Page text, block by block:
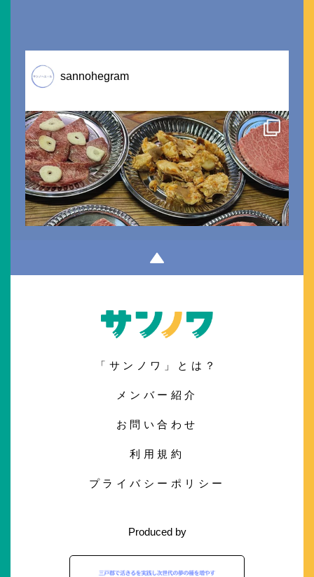
sannohegram
「サンノワ」とは？
メンバー紹介
お問い合わせ
利用規約
プライバシーポリシー
Produced by